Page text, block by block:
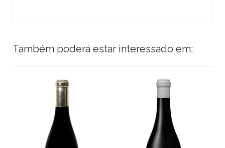
Também poderá estar interessado em: